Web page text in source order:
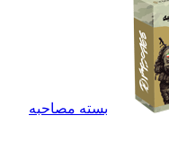
بسته مصاحبه